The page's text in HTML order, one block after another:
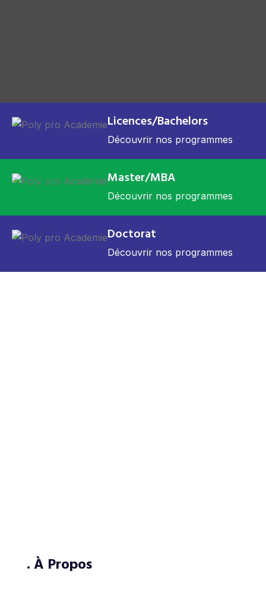
Licences/Bachelors
Découvrir nos programmes
Master/MBA
Découvrir nos programmes
Doctorat
Découvrir nos programmes
. À Propos